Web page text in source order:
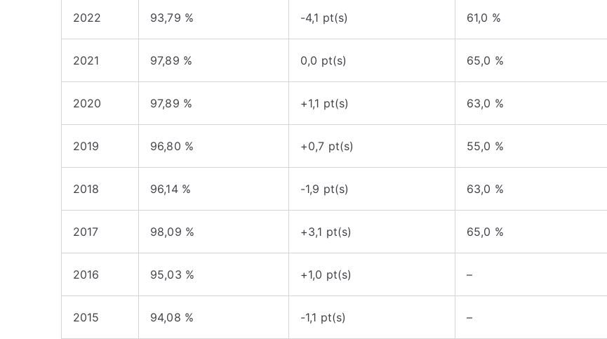
2022 93,79 % -4,1 pt(s) 61,0 %
2021 97,89 % 0,0 pt(s) 65,0 %
2020 97,89 % +1,1 pt(s) 63,0 %
2019 96,80 % +0,7 pt(s) 55,0 %
2018 96,14 % -1,9 pt(s) 63,0 %
2017 98,09 % +3,1 pt(s) 65,0 %
2016 95,03 % +1,0 pt(s) –
2015 94,08 % -1,1 pt(s) –